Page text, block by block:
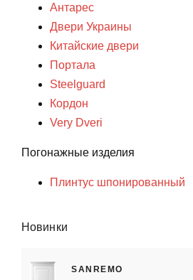
Антарес
Двери Украины
Китайские двери
Портала
Steelguard
Кордон
Very Dveri
Погонажные изделия
Плинтус шпонированный
Новинки
SANREMO